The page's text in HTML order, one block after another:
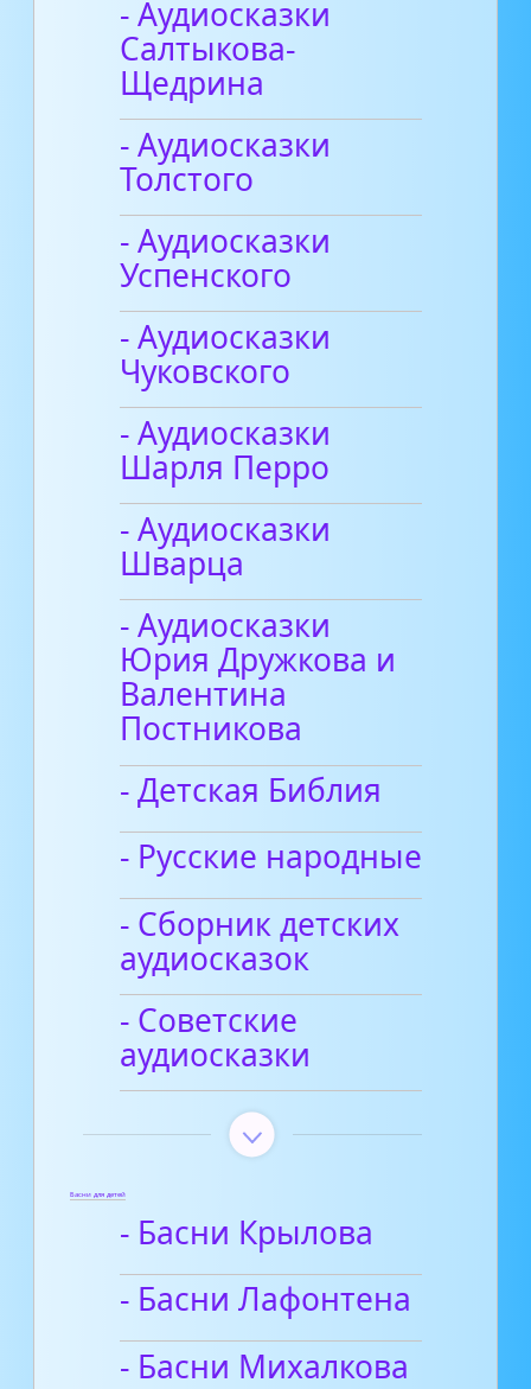
- Аудиосказки
Салтыкова-
Щедрина
- Аудиосказки
Толстого
- Аудиосказки
Успенского
- Аудиосказки
Чуковского
- Аудиосказки
Шарля Перро
- Аудиосказки
Шварца
- Аудиосказки
Юрия Дружкова и
Валентина
Постникова
- Детская Библия
- Русские народные
- Сборник детских
аудиосказок
- Советские
аудиосказки
Басни для детей
- Басни Крылова
- Басни Лафонтена
- Басни Михалкова